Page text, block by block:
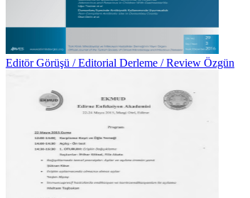
Editör Görüşü / Editorial Derleme / Review Özgün